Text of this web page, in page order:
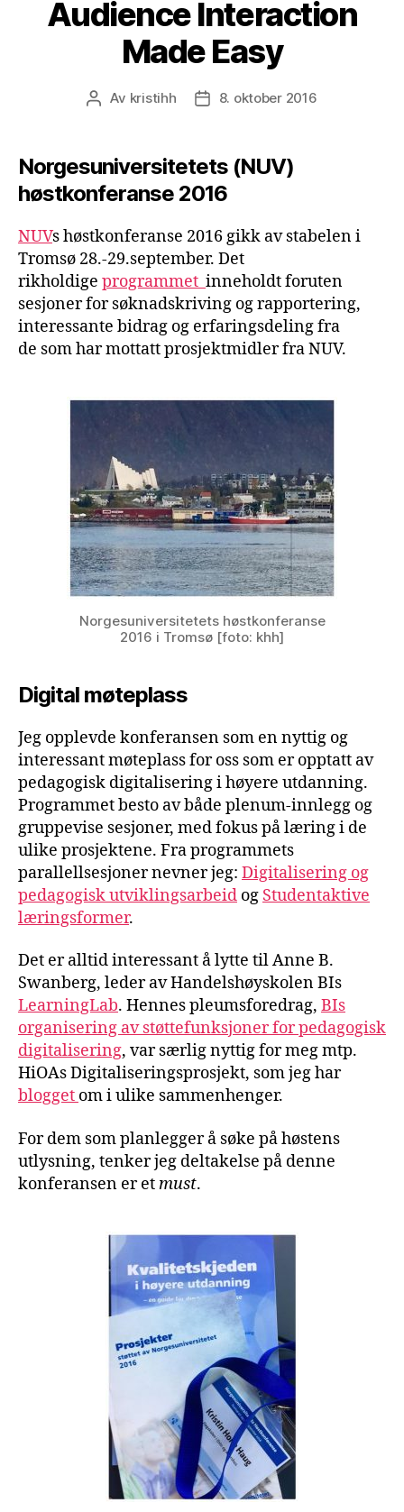
Audience Interaction
Made Easy
Innleggsforfatter
Av kristihh Publiseringsdato
8. oktober 2016
Norgesuniversitetets (NUV)
høstkonferanse 2016
NUVs høstkonferanse 2016 gikk av stabelen i
Tromsø 28.-29.september. Det
rikholdige programmet inneholdt foruten
sesjoner for søknadskriving og rapportering,
interessante bidrag og erfaringsdeling fra
de som har mottatt prosjektmidler fra NUV.
Norgesuniversitetets høstkonferanse
2016 i Tromsø [foto: khh]
Digital møteplass
Jeg opplevde konferansen som en nyttig og
interessant møteplass for oss som er opptatt av
pedagogisk digitalisering i høyere utdanning.
Programmet besto av både plenum-innlegg og
gruppevise sesjoner, med fokus på læring i de
ulike prosjektene. Fra programmets
parallellsesjoner nevner jeg: Digitalisering og
pedagogisk utviklingsarbeid og Studentaktive
læringsformer.
Det er alltid interessant å lytte til Anne B.
Swanberg, leder av Handelshøyskolen BIs
LearningLab. Hennes pleumsforedrag, BIs
organisering av støttefunksjoner for pedagogisk
digitalisering, var særlig nyttig for meg mtp.
HiOAs Digitaliseringsprosjekt, som jeg har
blogget om i ulike sammenhenger.
For dem som planlegger å søke på høstens
utlysning, tenker jeg deltakelse på denne
konferansen er etmust.